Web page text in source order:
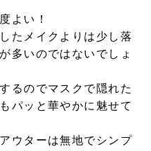
よい！
たメイクよりは少し落
多いのではないでしょ
るのでマスクで隠れた
パッと華やかに魅せて
ウターは無地でシンプ